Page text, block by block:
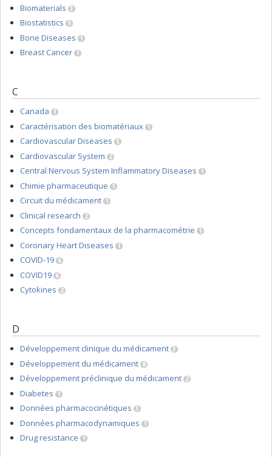
Biomaterials 3
Biostatistics 5
Bone Diseases 1
Breast Cancer 1
C
Canada 1
Caractérisation des biomatériaux 1
Cardiovascular Diseases 5
Cardiovascular System 2
Central Nervous System Inflammatory Diseases 1
Chimie pharmaceutique 1
Circuit du médicament 1
Clinical research 2
Concepts fondamentaux de la pharmacométrie 1
Coronary Heart Diseases 1
COVID-19 6
COVID19 6
Cytokines 2
D
Développement clinique du médicament 3
Développement du médicament 8
Développement préclinique du médicament 2
Diabetes 1
Données pharmacocinétiques 3
Données pharmacodynamiques 1
Drug resistance 1